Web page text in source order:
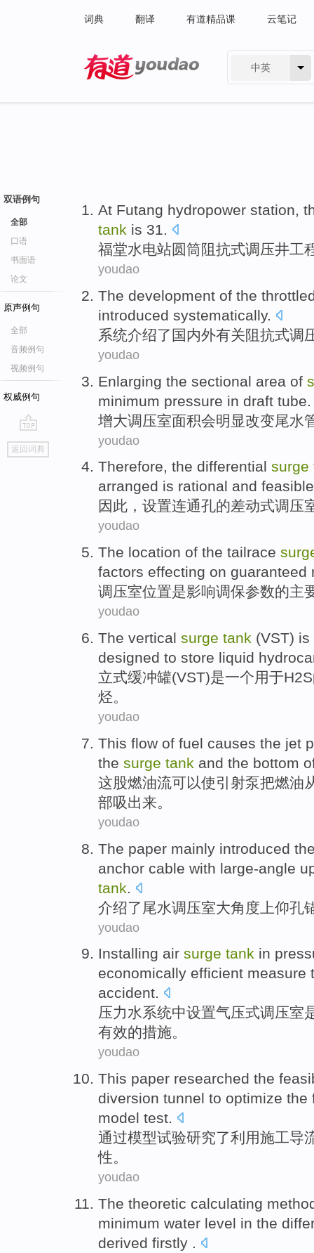
词典 翻译 有道精品课 云笔记
中英
双语例句
全部
口语
书面语
论文
原声例句
全部
音频例句
视频例句
权威例句
go
top
返回词典
At Futang hydropower station,
tank is 31.
福堂水电站圆筒阻抗式调压井工
youdao
The development of the
introduced systematically.
系统介绍了 国内外有关阻抗式调
youdao
Enlarging the sectional area of
minimum pressure in draft tube
增大调压室面积会明显改变尾水
youdao
Therefore, the differential surge
arranged is rational and feasible
因此 ， 设置连通孔的差动式调压
youdao
The location of the tailrace
factors effecting on guaranteed
调压室位置是影响调保参数的主
youdao
The vertical surge tank (VST) is
designed to store liquid
立式缓冲罐(VST)是一个用于H2S
烃。
youdao
This flow of fuel causes the jet
the surge tank and the bottom
这股燃油流可以使引 射泵把燃油
部吸出来。
youdao
The paper mainly introduced
anchor cable with large-angle
tank
介绍了尾水调压室大角度上仰孔
youdao
Installing air surge tank in
economically efficient measure
accident.
压力水系统中设置气压式调压室
有效的措施。
youdao
This paper researched the
diversion tunnel to optimize the
model test.
通过模型试验研究了利用施工导
性。
youdao
The theoretic calculating
minimum water level in the
derived firstly .